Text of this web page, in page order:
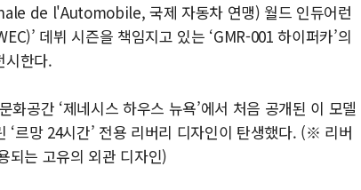
de l'Automobile, 국제 자동차 연맹) 월드 인듀어런
데뷔 시즌을 책임지고 있는 ‘GMR-001 하이퍼카’의
시한다.
공간 ‘제네시스 하우스 뉴욕’에서 처음 공개된 이 모델
르망 24시간’ 전용 리버리 디자인이 탄생했다. (※ 리버
되는 고유의 외관 디자인)